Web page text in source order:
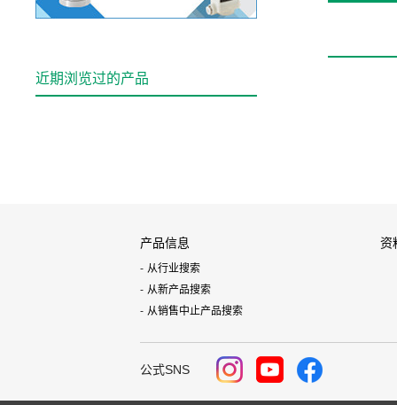
近期浏览过的产品
产品信息
从行业搜索
从新产品搜索
从销售中止产品搜索
资
公式SNS